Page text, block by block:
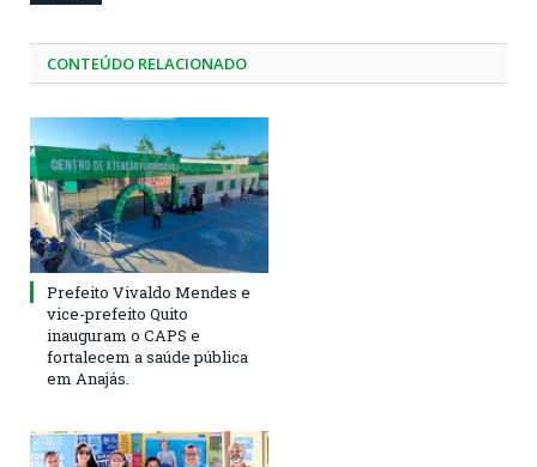
CONTEÚDO RELACIONADO
Prefeito Vivaldo Mendes e
vice-prefeito Quito
inauguram o CAPS e
fortalecem a saúde pública
em Anajás.